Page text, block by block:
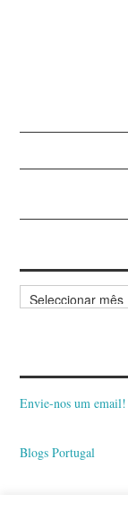
Arquivo
Envie-nos um email!
Blogs Portugal